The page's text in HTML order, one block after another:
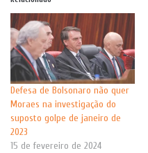
Defesa de Bolsonaro não quer
Moraes na investigação do
suposto golpe de janeiro de
2023
15 de fevereiro de 2024